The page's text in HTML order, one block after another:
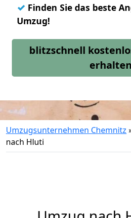
✓ Finden Sie das beste
Umzug!
blitzschnell
erhalten
Umzugsunternehmen Chemnitz
nach Hluti